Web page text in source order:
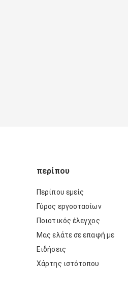
περίπου
Περίπου εμείς
Γύρος εργοστασίων
Ποιοτικός έλεγχος
Μας ελάτε σε επαφή με
Ειδήσεις
Χάρτης ιστότοπου